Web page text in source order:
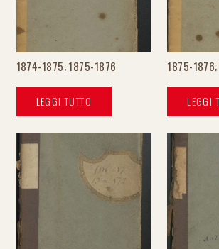
1874-1875; 1875-1876
LEGGI TUTTO
1875-
LEGGI